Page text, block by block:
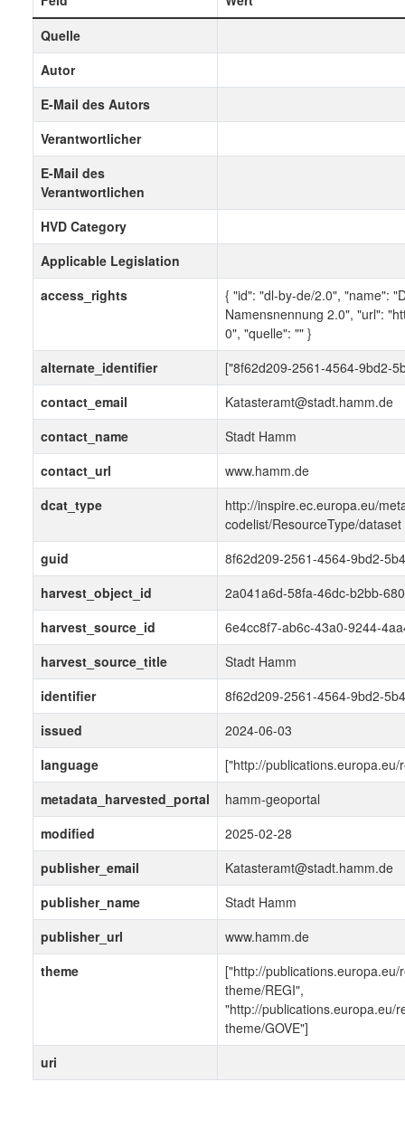
Quelle
Autor
E-Mail des Autors
Verantwortlicher
E-Mail des
Verantwortlichen
HVD Category
Applicable Legislation
access_rights
{ "id": "dl-by-de/2.0", "name":
Namensnennung 2.0", "url":
0", "quelle": "" }
alternate_identifier
["8f62d209-2561-4564-9bd2-
contact_email
Katasteramt@stadt.hamm.de
contact_name
Stadt Hamm
contact_url
www.hamm.de
dcat_type
http://inspire.ec.europa.eu/
codelist/ResourceType/dataset
guid
8f62d209-2561-4564-9bd2-
harvest_object_id
2a041a6d-58fa-46dc-b2bb-
harvest_source_id
6e4cc8f7-ab6c-43a0-9244-
harvest_source_title
Stadt Hamm
identifier
8f62d209-2561-4564-9bd2-
issued
2024-06-03
language
["http://
metadata_harvested_portal
hamm-geoportal
modified
2025-02-28
publisher_email
Katasteramt@stadt.hamm.de
publisher_name
Stadt Hamm
publisher_url
www.hamm.de
theme
["http://
theme/REGI",
"http://publications.europa.eu/
theme/GOVE"]
uri